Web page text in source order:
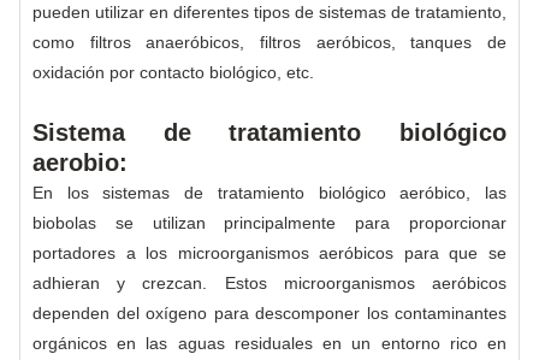
pueden utilizar en diferentes tipos de sistemas de tratamiento,
como filtros anaeróbicos, filtros aeróbicos, tanques de
oxidación por contacto biológico, etc.
Sistema de tratamiento biológico
aerobio:
En los sistemas de tratamiento biológico aeróbico, las
biobolas se utilizan principalmente para proporcionar
portadores a los microorganismos aeróbicos para que se
adhieran y crezcan. Estos microorganismos aeróbicos
dependen del oxígeno para descomponer los contaminantes
orgánicos en las aguas residuales en un entorno rico en